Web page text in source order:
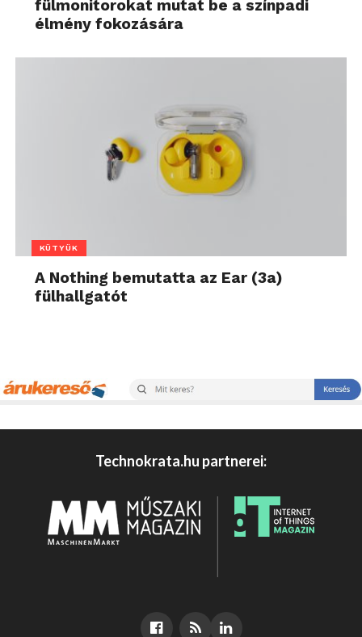
fülmonitorokat mutat be a színpadi
élmény fokozására
KÜTYÜK
A Nothing bemutatta az Ear (3a)
fülhallgatót
Technokrata.hu partnerei: